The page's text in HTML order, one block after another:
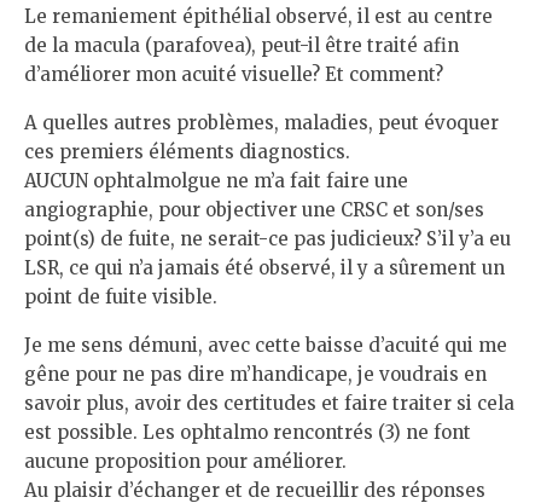
Le remaniement épithélial observé, il est au centre
de la macula (parafovea), peut-il être traité afin
d’améliorer mon acuité visuelle? Et comment?
A quelles autres problèmes, maladies, peut évoquer
ces premiers éléments diagnostics.
AUCUN ophtalmolgue ne m’a fait faire une
angiographie, pour objectiver une CRSC et son/ses
point(s) de fuite, ne serait-ce pas judicieux? S’il y’a eu
LSR, ce qui n’a jamais été observé, il y a sûrement un
point de fuite visible.
Je me sens démuni, avec cette baisse d’acuité qui me
gêne pour ne pas dire m’handicape, je voudrais en
savoir plus, avoir des certitudes et faire traiter si cela
est possible. Les ophtalmo rencontrés (3) ne font
aucune proposition pour améliorer.
Au plaisir d’échanger et de recueillir des réponses